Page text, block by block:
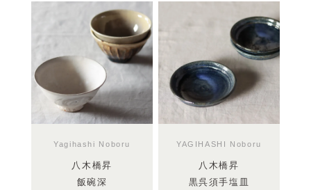
Yagihashi Noboru
八木橋昇
飯碗深
YAGIHASHI Noboru
八木橋昇
黒呉須手塩皿